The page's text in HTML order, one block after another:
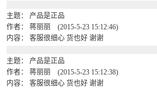
主题： 产品是正品
作者： 蒋丽丽 (2015-5-23 15:12:46)
内容： 客服很细心 货也好 谢谢
主题： 产品是正品
作者： 蒋丽丽 (2015-5-23 15:12:38)
内容： 客服很细心 货也好 谢谢